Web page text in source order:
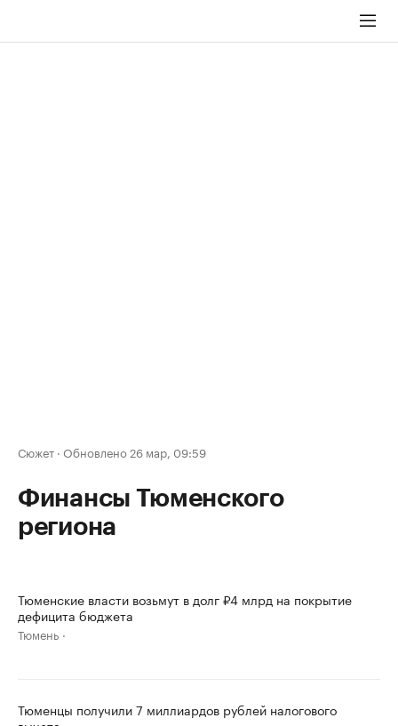
Сюжет · Обновлено 26 мар, 09:59
Финансы Тюменского
региона
Тюменские власти возьмут в долг ₽4 млрд на покрытие
дефицита бюджета
Тюмень
Тюменцы получили 7 миллиардов рублей налогового